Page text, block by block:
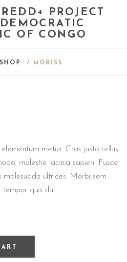
PROJECT
OF CONGO
SHOP / MORISS
metus. Cras justo tellus,
molestie lacinia sapien. Fusce
malesuada ultrices. Morbi sem
quis dui.